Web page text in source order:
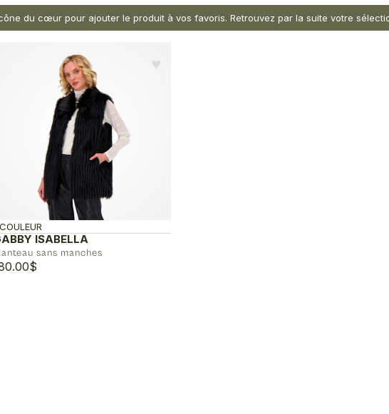
du cœur pour ajouter le produit à vos favoris. Retrouvez par la suite votre
♥︎
ISABELLA
sans manches
$